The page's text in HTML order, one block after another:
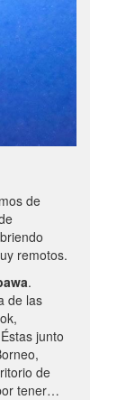
de
remotos.
.
de las
junto
de
tener…